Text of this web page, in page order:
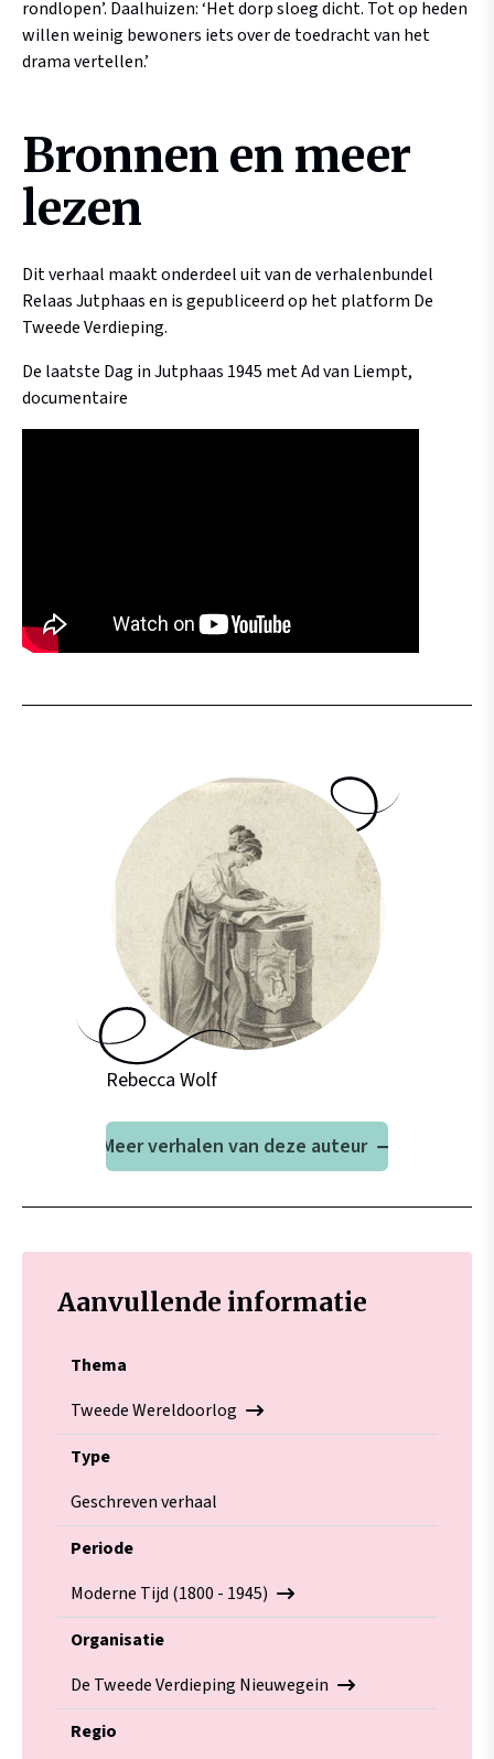
rondlopen’. Daalhuizen: ‘Het dorp sloeg dicht. Tot op heden
willen weinig bewoners iets over de toedracht van het
drama vertellen.’
Bronnen en meer
lezen
Dit verhaal maakt onderdeel uit van de verhalenbundel
Relaas Jutphaas en is gepubliceerd op het platform De
Tweede Verdieping.
De laatste Dag in Jutphaas 1945 met Ad van Liempt,
documentaire
Rebecca Wolf
Meer verhalen van deze auteur
Aanvullende informatie
Thema
Tweede Wereldoorlog
Type
Geschreven verhaal
Periode
Moderne Tijd (1800 - 1945)
Organisatie
De Tweede Verdieping Nieuwegein
Regio